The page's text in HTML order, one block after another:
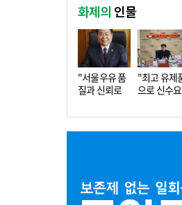
화제의 인물
"서울우유 품
질과 신뢰로
"최고 유제
으로 신수요